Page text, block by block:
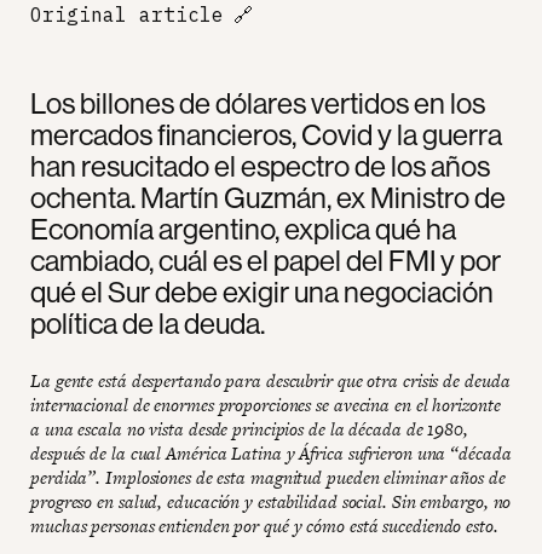
Los billones de dólares vertidos en los
mercados financieros, Covid y la guerra
han resucitado el espectro de los años
ochenta. Martín Guzmán, ex Ministro de
Economía argentino, explica qué ha
cambiado, cuál es el papel del FMI y por
qué el Sur debe exigir una negociación
política de la deuda.
La gente está despertando para descubrir que otra crisis de deuda
internacional de enormes proporciones se avecina en el horizonte
a una escala no vista desde principios de la década de 1980,
después de la cual América Latina y África sufrieron una “década
perdida”. Implosiones de esta magnitud pueden eliminar años de
progreso en salud, educación y estabilidad social. Sin embargo, no
muchas personas entienden por qué y cómo está sucediendo esto.
Original article 🔗